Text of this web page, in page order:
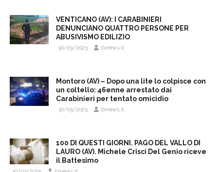
VENTICANO (AV): I CARABINIERI
DENUNCIANO QUATTRO PERSONE PER
ABUSIVISMO EDILIZIO
30/03/2025 binews.it
Montoro (AV) – Dopo una lite lo colpisce con
un coltello: 46enne arrestato dai
Carabinieri per tentato omicidio
30/03/2025 binews.it
100 DI QUESTI GIORNI. PAGO DEL VALLO DI
LAURO (AV). Michele Crisci Del Genio riceve
il Battesimo